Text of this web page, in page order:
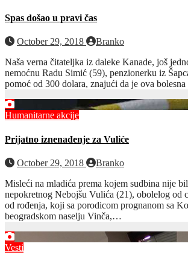
Spas došao u pravi čas
October 29, 2018
Branko
Naša verna čitateljka iz daleke Kanade, još
nemoćnu Radu Simić (59), penzionerku iz
pomoć od 300 dolara, znajući da je ova
Humanitarne akcije
Prijatno iznenađenje za Vuliće
October 29, 2018
Branko
Misleći na mladića prema kojem sudbina nije
nepokretnog Nebojšu Vulića (21), obolelog od
od rođenja, koji sa porodicom prognanom sa
beogradskom naselju Vinča,…
Vesti